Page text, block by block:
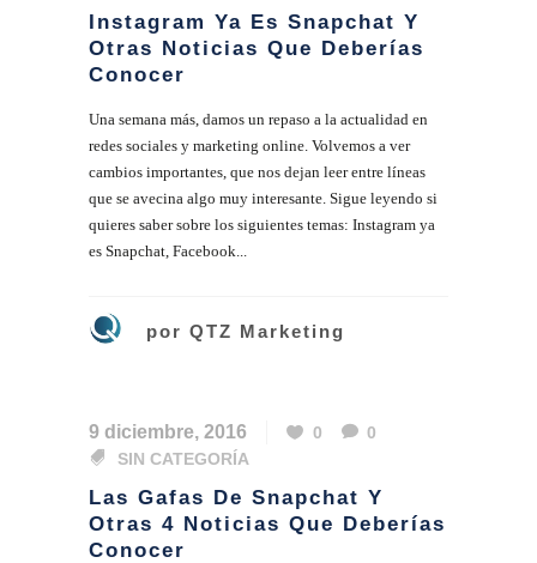
Instagram Ya Es Snapchat Y
Otras Noticias Que Deberías
Conocer
Una semana más, damos un repaso a la actualidad en
redes sociales y marketing online. Volvemos a ver
cambios importantes, que nos dejan leer entre líneas
que se avecina algo muy interesante. Sigue leyendo si
quieres saber sobre los siguientes temas: Instagram ya
es Snapchat, Facebook...
por QTZ Marketing
9 diciembre, 2016 0
0
SIN CATEGORÍA
Las Gafas De Snapchat Y
Otras 4 Noticias Que Deberías
Conocer